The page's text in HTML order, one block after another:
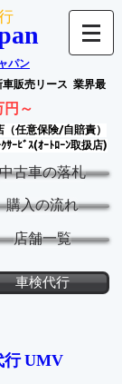
パン
車販売リース 業界最
円～
任意保険/自賠責）
ｻｰﾋﾞｽ(ｵｰﾄﾛｰﾝ取扱店)
古車の落札
購入の流れ
店舗一覧
車検代行
UMV